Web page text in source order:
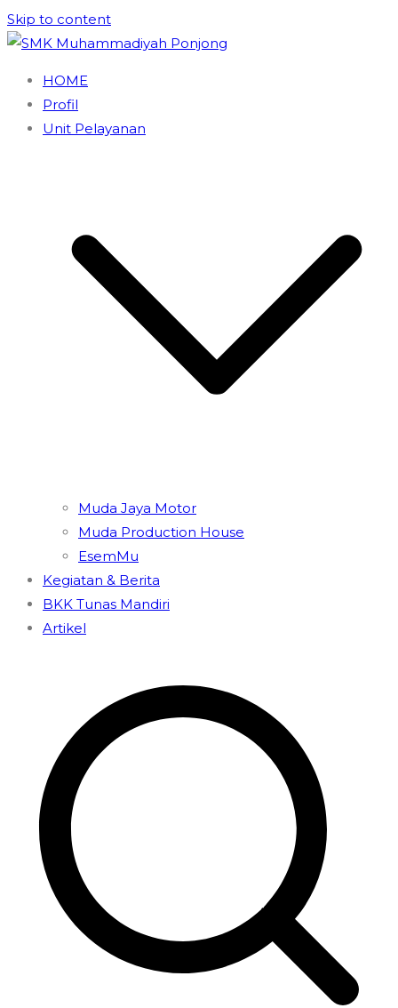
Skip to content
SMK Muhammadiyah Ponjong
Unggul dan Berdaya Saing
HOME
Profil
Unit Pelayanan
Muda Jaya Motor
Muda Production House
EsemMu
Kegiatan & Berita
BKK Tunas Mandiri
Artikel